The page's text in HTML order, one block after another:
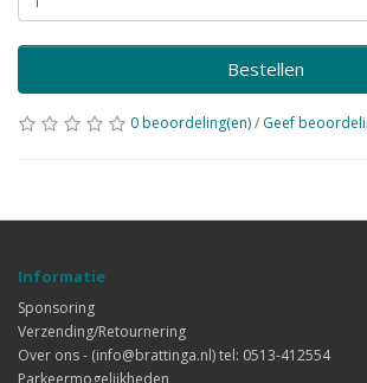
Bestellen
0 beoordeling(en)/ Geef
Informatie
Sponsoring
Verzending/Retournering
Over ons - (info@brattinga.nl) tel: 0513-412554
Parkeermogelijkheden